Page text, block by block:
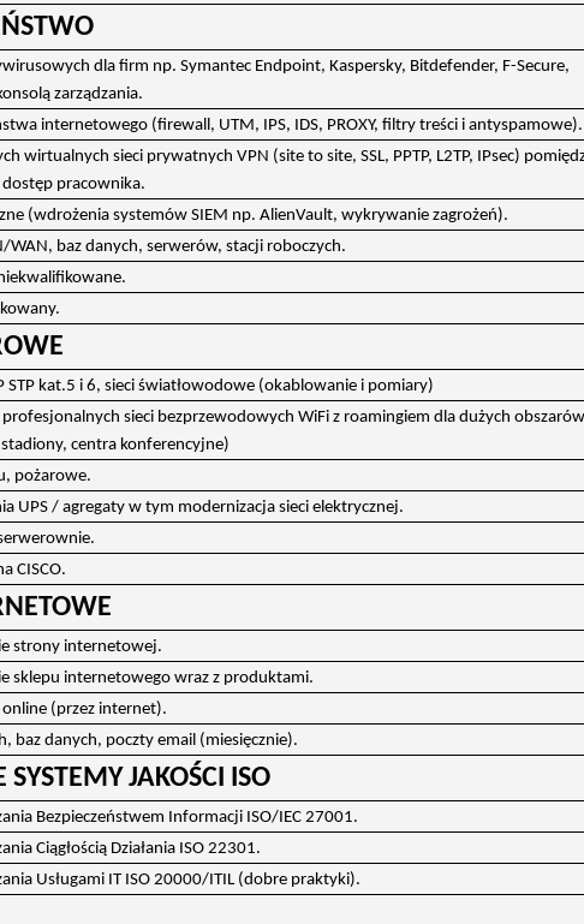
dla firm np. Symantec Endpoint, Kaspersky, Bitdefender, F-Secure,
zarządzania.
internetowego (firewall, UTM, IPS, IDS, PROXY, filtry treści i antyspamowe).
wirtualnych sieci prywatnych VPN (site to site, SSL, PPTP, L2TP, IPsec)
pracownika.
(wdrożenia systemów SIEM np. AlienVault, wykrywanie zagrożeń).
WAN, baz danych, serwerów, stacji roboczych.
STP kat.5 i 6, sieci światłowodowe (okablowanie i pomiary)
sieci bezprzewodowych WiFi z roamingiem dla dużych obszarów
centra konferencyjne)
pożarowe.
UPS / agregaty w tym modernizacja sieci elektrycznej.
CISCO.
strony internetowej.
sklepu internetowego wraz z produktami.
(przez internet).
baz danych, poczty email (miesięcznie).
JAKOŚCI ISO
Bezpieczeństwem Informacji ISO/IEC 27001.
Ciągłością Działania ISO 22301.
Usługami IT ISO 20000/ITIL (dobre praktyki).